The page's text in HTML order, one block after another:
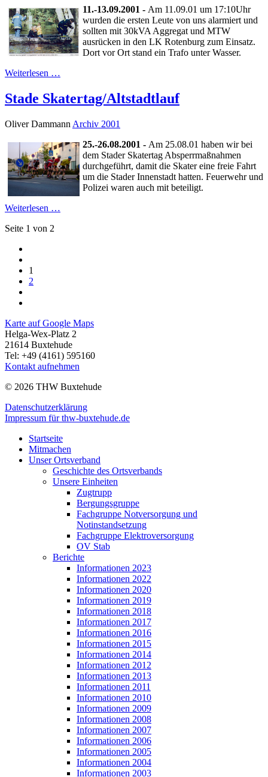
11.-13.09.2001 - Am 11.09.01 um 17:10Uhr
wurden die ersten Leute von uns alarmiert und
sollten mit 30kVA Aggregat und MTW
ausrücken in den LK Rotenburg zum Einsatz.
Dort vor Ort stand ein Trafo unter Wasser.
Weiterlesen …
Stade Skatertag/Altstadtlauf
Oliver Dammann Archiv 2001
25.-26.08.2001 - Am 25.08.01 haben wir bei
dem Stader Skatertag Absperrmaßnahmen
durchgeführt, damit die Skater eine freie Fahrt
um die Stader Innenstadt hatten. Feuerwehr und
Polizei waren auch mit beteiligt.
Weiterlesen …
Seite 1 von 2
1
2
Karte auf Google Maps
Helga-Wex-Platz 2
21614 Buxtehude
Tel: +49 (4161) 595160
Kontakt aufnehmen
© 2026 THW Buxtehude
Datenschutzerklärung
Impressum für thw-buxtehude.de
Startseite
Mitmachen
Unser Ortsverband
Geschichte des Ortsverbands
Unsere Einheiten
Zugtrupp
Bergungsgruppe
Fachgruppe Notversorgung und
Notinstandsetzung
Fachgruppe Elektroversorgung
OV Stab
Berichte
Informationen 2023
Informationen 2022
Informationen 2020
Informationen 2019
Informationen 2018
Informationen 2017
Informationen 2016
Informationen 2015
Informationen 2014
Informationen 2012
Informationen 2013
Informationen 2011
Informationen 2010
Informationen 2009
Informationen 2008
Informationen 2007
Informationen 2006
Informationen 2005
Informationen 2004
Informationen 2003